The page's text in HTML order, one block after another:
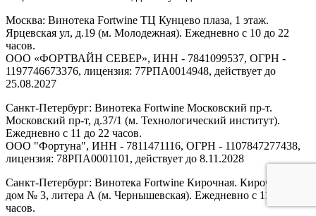
Москва: Винотека Fortwine ТЦ Кунцево плаза, 1 этаж.
Ярцевская ул, д.19 (м. Молодежная). Ежедневно с 10 до 22
часов.
ООО «ФОРТВАЙН СЕВЕР», ИНН - 7841099537, ОГРН -
1197746673376, лицензия: 77РПА0014948, действует до
25.08.2027
Санкт-Петербург: Винотека Fortwine Московский пр-т.
Московский пр-т, д.37/1 (м. Технологический институт).
Ежедневно с 11 до 22 часов.
ООО "Фортуна", ИНН - 7811471116, ОГРН - 1107847277438,
лицензия: 78РПА0001101, действует до 8.11.2028
Санкт-Петербург: Винотека Fortwine Кирочная. Кирочная ул,
дом № 3, литера А (м. Чернышевская). Ежедневно с 11 до 22
часов.